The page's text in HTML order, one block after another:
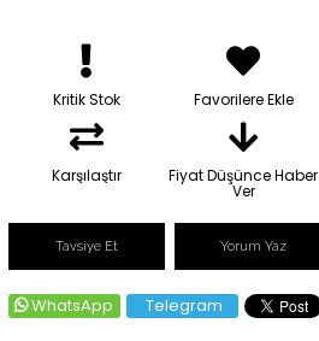
Kritik Stok Favorilere Ekle
Karşılaştır Fiyat Düşünce Haber
Ver
Tavsiye Et Yorum Yaz
WhatsApp Telegram